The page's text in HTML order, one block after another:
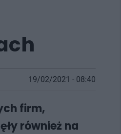
19/02/2021 - 08:40
firm,
również na